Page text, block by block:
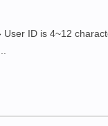
User ID is 4~12